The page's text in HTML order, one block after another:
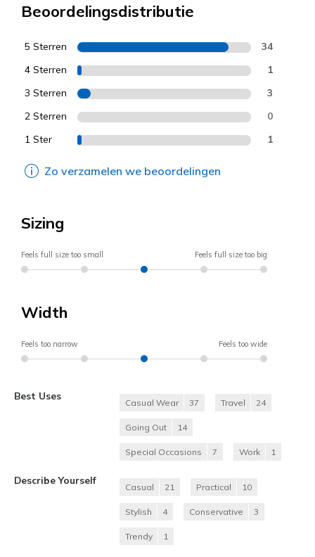
Beoordelingsdistributie
5 Sterren 34
4 Sterren 1
3 Sterren 3
2 Sterren 0
1 Ster 1
Zo verzamelen we beoordelingen
Sizing
Feels full size too small Feels full size too big
Width
Feels too narrow Feels too wide
Best Uses
Casual Wear 37 Travel 24
Going Out 14
Special Occasions 7 Work 1
Describe Yourself
Casual 21 Practical 10
Stylish 4 Conservative 3
Trendy 1